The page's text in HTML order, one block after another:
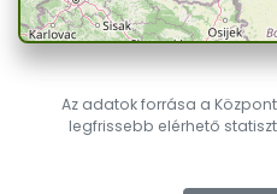
Az adatok forrása a
legfrissebb elérhető